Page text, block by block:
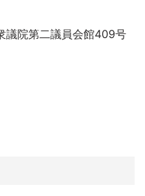
院第二議員会館409号